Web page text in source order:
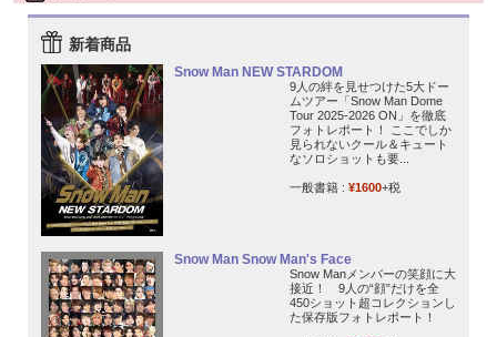
新着商品
Snow Man NEW STARDOM
9人の絆を見せつけた5大ドー
ムツアー「Snow Man Dome
Tour 2025-2026 ON」を徹底
フォトレポート！ ここでしか
見られないクール＆キュート
なソロショットも要...
一般書籍 : ¥1600+税
Snow Man Snow Man's Face
Snow Manメンバーの笑顔に大
接近！ 9人の“顔”だけを全
450ショット超コレクションし
た保存版フォトレポート！